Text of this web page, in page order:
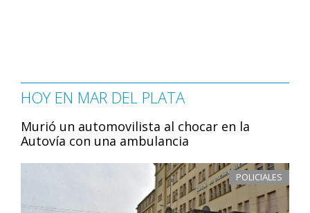
HOY EN MAR DEL PLATA
Murió un automovilista al chocar en la
Autovía con una ambulancia
POLICIALES